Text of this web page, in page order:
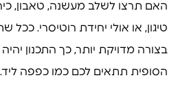
האם תרצו לשלב מעשנה, טאבון,
טיגון, או אולי יחידת רוטיסרי.
בצורה מדויקת יותר, כך התכנון
הסופית תתאים לכם כמו כפפה ליד.